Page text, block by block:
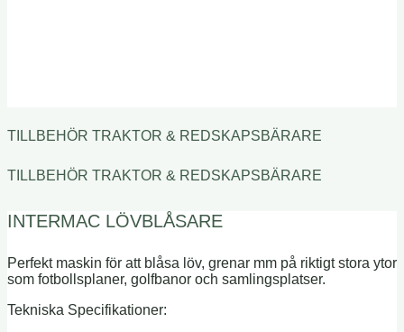
TILLBEHÖR TRAKTOR & REDSKAPSBÄRARE
TILLBEHÖR TRAKTOR & REDSKAPSBÄRARE
INTERMAC LÖVBLÅSARE
Perfekt maskin för att blåsa löv, grenar mm på riktigt stora ytor
som fotbollsplaner, golfbanor och samlingsplatser.
Tekniska Specifikationer: